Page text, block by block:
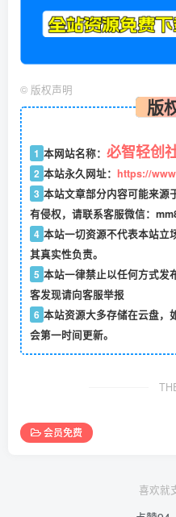
© 版权声明
版
1 本网站名称： 必智轻创
2 本站永久网址： https://
3 本站文章部分内容可能来源
有侵权，请联系客服微信：
4 本站一切资源不代表本站立
其真实性负责。
5 本站一律禁止以任何方式发
客发现请向客服举报
6 本站资源大多存储在云盘，
会第一时间更新。
会员免费
喜欢就